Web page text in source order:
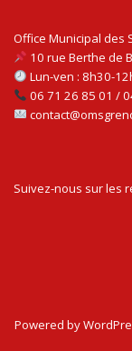
Office Municipal des
10 rue Berthe de
Lun-ven : 8h30-
06 71 26 85 01 /
Suivez-nous sur les
Powered by